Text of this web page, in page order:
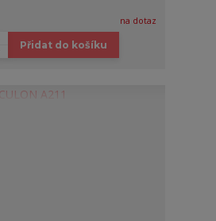
na dotaz
Přidat do košíku